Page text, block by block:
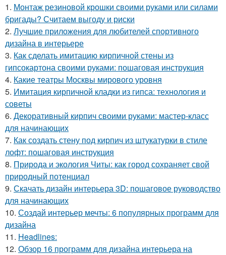
1. Монтаж резиновой крошки своими руками или силами
бригады? Считаем выгоду и риски
2. Лучшие приложения для любителей спортивного
дизайна в интерьере
3. Как сделать имитацию кирпичной стены из
гипсокартона своими руками: пошаговая инструкция
4. Какие театры Москвы мирового уровня
5. Имитация кирпичной кладки из гипса: технология и
советы
6. Декоративный кирпич своими руками: мастер-класс
для начинающих
7. Как создать стену под кирпич из штукатурки в стиле
лофт: пошаговая инструкция
8. Природа и экология Читы: как город сохраняет свой
природный потенциал
9. Скачать дизайн интерьера 3D: пошаговое руководство
для начинающих
10. Создай интерьер мечты: 6 популярных программ для
дизайна
11. Headlines:
12. Обзор 16 программ для дизайна интерьера на